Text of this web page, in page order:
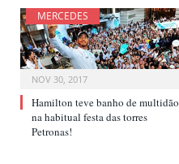
MERCEDES
NOV 30, 2017
Hamilton teve banho de multidão
na habitual festa das torres
Petronas!